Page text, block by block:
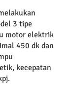
3 tipe
motor elektrik
450 dk dan
kecepatan